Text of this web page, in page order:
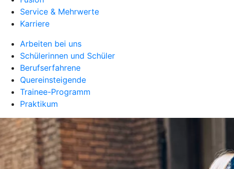
Service & Mehrwerte
Karriere
Arbeiten bei uns
Schülerinnen und Schüler
Berufserfahrene
Quereinsteigende
Trainee-Programm
Praktikum